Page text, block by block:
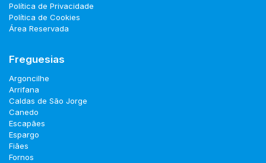
Política de Privacidade
Política de Cookies
Área Reservada
Freguesias
Argoncilhe
Arrifana
Caldas de São Jorge
Canedo
Escapães
Espargo
Fiães
Fornos